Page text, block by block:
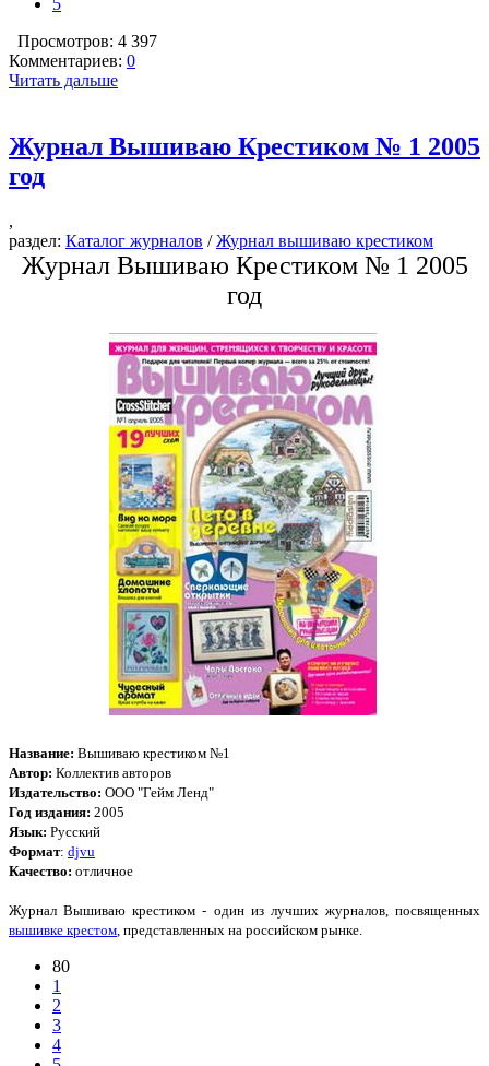
Просмотров: 4 397
Комментариев: 0
Читать дальше
Журнал Вышиваю Крестиком № 1 2005
год
,
раздел: Каталог журналов /Журнал вышиваю крестиком
Журнал Вышиваю Крестиком № 1 2005
год
Название: Вышиваю крестиком №1
Автор: Коллектив авторов
Издательство: ООО "Гейм Ленд"
Год издания: 2005
Язык: Русский
Формат: djvu
Качество: отличное
Журнал Вышиваю крестиком - один из лучших журналов, посвященных
вышивке крестом, представленных на российском рынке.
80
1
2
3
4